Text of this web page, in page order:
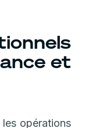
et
opérations